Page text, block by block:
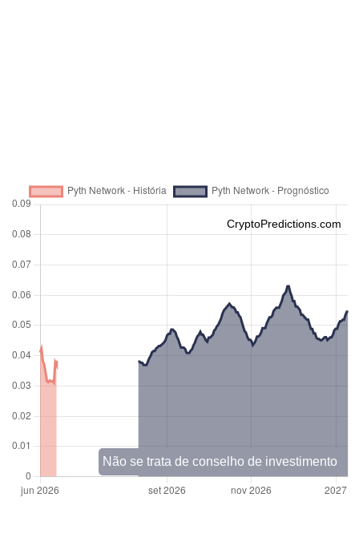
CryptoPredictions.com
Não se trata de conselho de investimento